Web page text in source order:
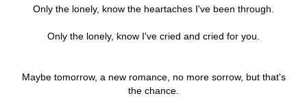
Only the lonely, know the heartaches I've been through.
Only the lonely, know I've cried and cried for you.
Maybe tomorrow, a new romance, no more sorrow, but that's
the chance.